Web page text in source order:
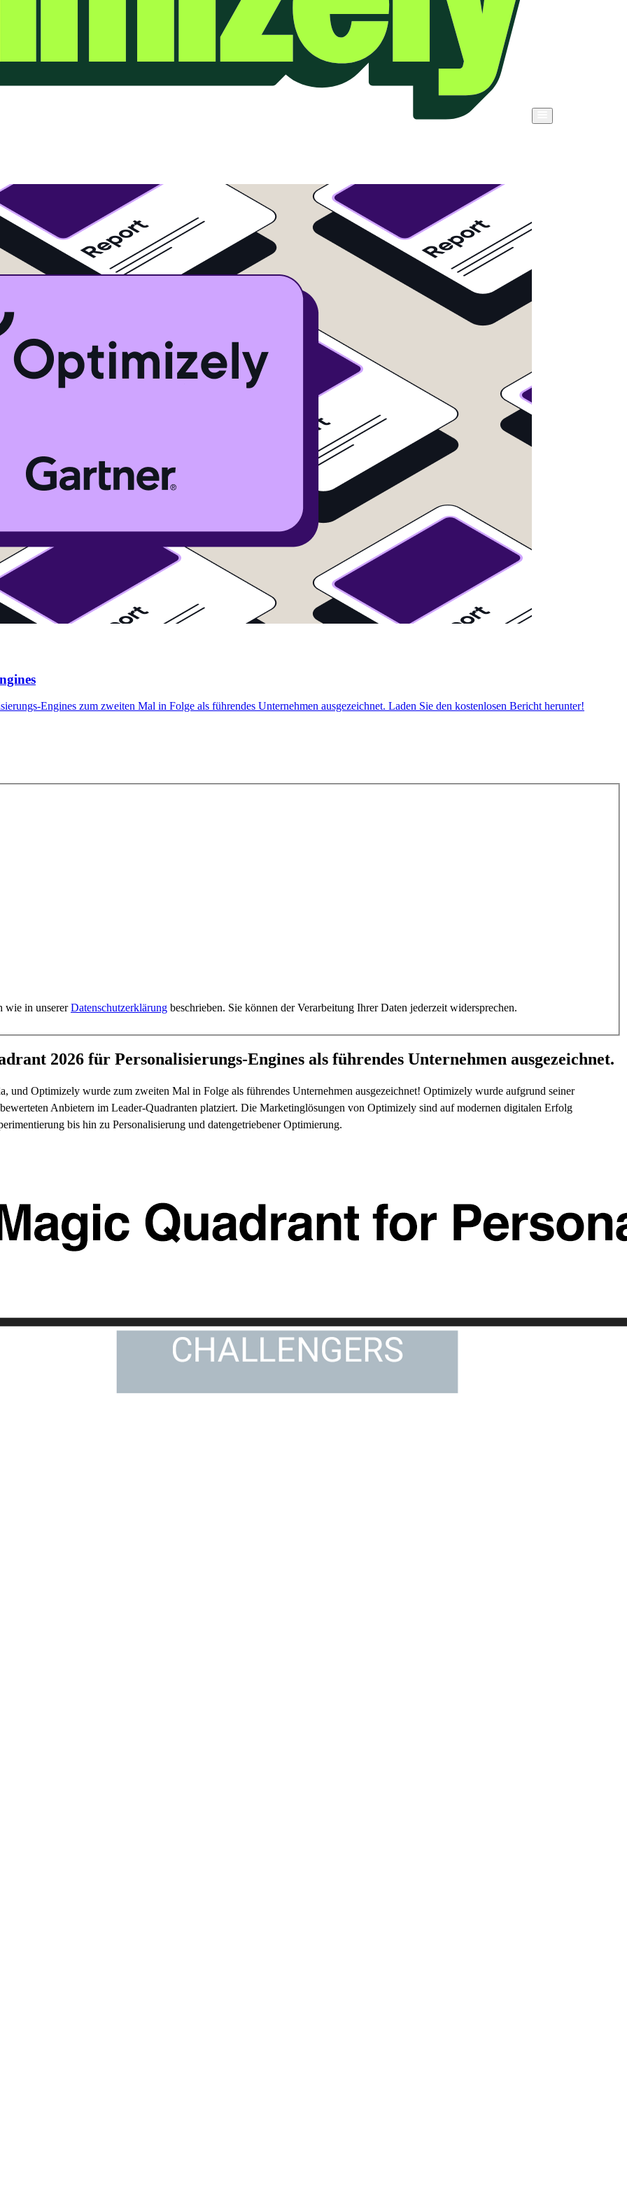
Engines zum zweiten Mal in Folge als führendes Unternehmen ausgezeichnet. Laden Sie den kostenlosen Bericht herunter!
wie in unsererDatenschutzerklärung beschrieben. Sie können der Verarbeitung Ihrer Daten jederzeit widersprechen.
2026 für Personalisierungs-Engines als führendes Unternehmen ausgezeichnet.
und Optimizely wurde zum zweiten Mal in Folge als führendes Unternehmen ausgezeichnet! Optimizely wurde aufgrund seiner
Anbietern im Leader-Quadranten platziert. Die Marketinglösungen von Optimizely sind auf modernen digitalen Erfolg
bis hin zu Personalisierung und datengetriebener Optimierung.